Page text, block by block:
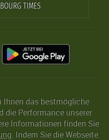
TIMES
Ihnen das bestmögliche
die Performance unserer
Informationen finden Sie
. Indem Sie die Webseite